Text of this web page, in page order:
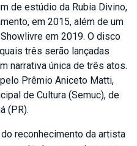
de estúdio da Rubia Divino,
em 2015, além de um
em 2019. O disco
três serão lançadas
narrativa única de três atos.
Prêmio Aniceto Matti,
de Cultura (Semuc), de
(PR).
do reconhecimento da artista